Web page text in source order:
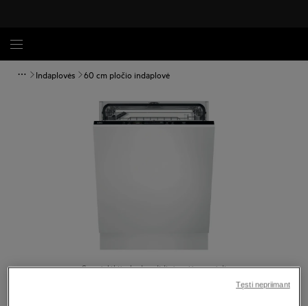
Indaplovės 60 cm pločio indaplovė
Spustelėkite, kad padidintumėte mastelį
Tęsti nepriimant